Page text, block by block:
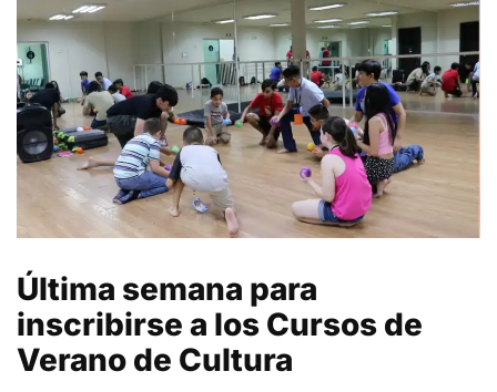
Última semana para
inscribirse a los Cursos de
Verano de Cultura